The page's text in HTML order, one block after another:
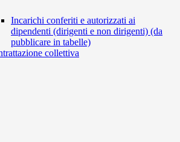
Incarichi conferiti e autorizzati ai
dipendenti (dirigenti e non dirigenti) (da
pubblicare in tabelle)
collettiva